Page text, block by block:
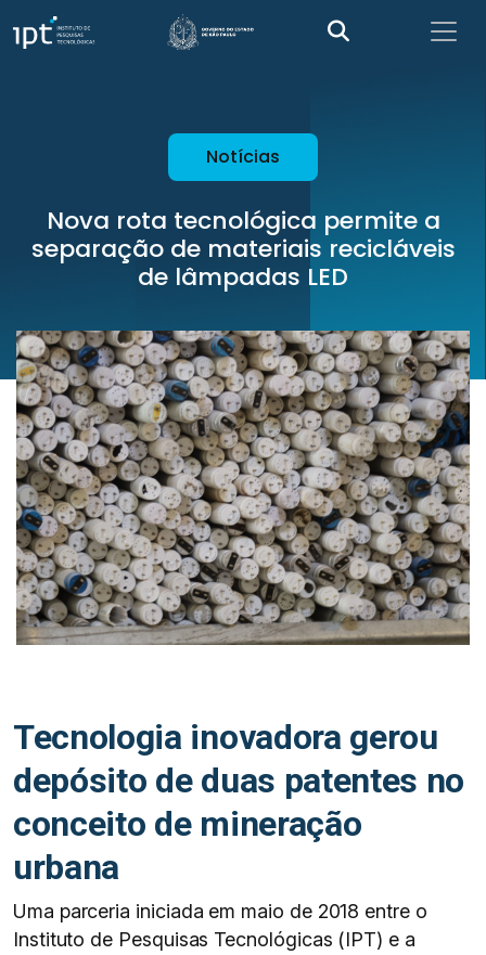
Notícias
Nova rota tecnológica permite a
separação de materiais recicláveis
de lâmpadas LED
Tecnologia inovadora gerou
depósito de duas patentes no
conceito de mineração
urbana
Uma parceria iniciada em maio de 2018 entre o
Instituto de Pesquisas Tecnológicas (IPT) e a